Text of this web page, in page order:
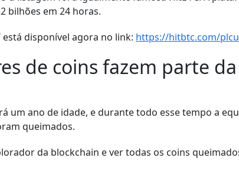
bilhões em 24 horas.
está disponível agora no link: https://hitbtc.com/
de coins fazem parte
um ano de idade, e durante todo esse tempo a
queimados.
da blockchain e ver todas os coins